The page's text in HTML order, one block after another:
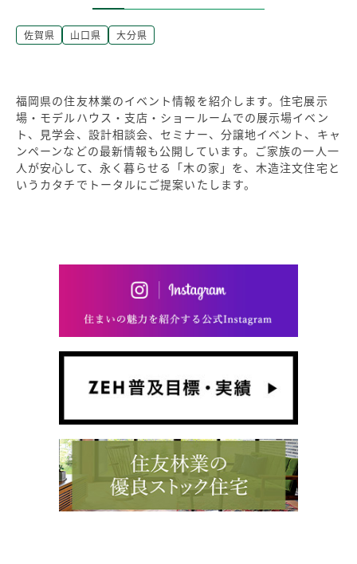
佐賀県 山口県 大分県
福岡県の住友林業のイベント情報を紹介します。住宅展示
場・モデルハウス・支店・ショールームでの展示場イベン
ト、見学会、設計相談会、セミナー、分譲地イベント、キャ
ンペーンなどの最新情報も公開しています。ご家族の一人一
人が安心して、永く暮らせる「木の家」を、木造注文住宅と
いうカタチでトータルにご提案いたします。